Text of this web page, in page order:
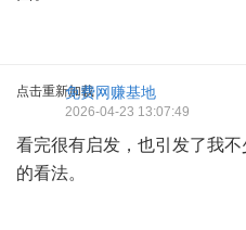
点击重新加载免费网赚基地
2026-04-23 13:07:49
看完很有启发，也引发了我
的看法。